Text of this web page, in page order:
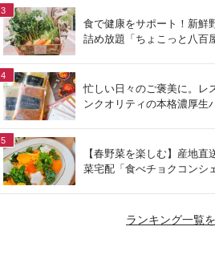
3
食で健康をサポート！新鮮
詰め放題「ちょこっと八百
4
忙しい日々のご褒美に。レ
ンクオリティの本格濃厚生
5
【春野菜を楽しむ】産地直
菜宅配「食べチョクコンシ
ランキング一覧